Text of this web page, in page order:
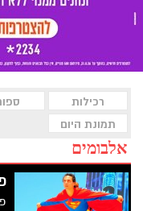
רכילות
תמונת היום
אלבומים